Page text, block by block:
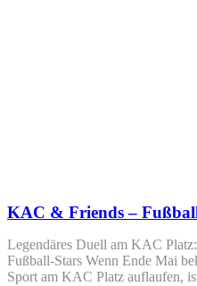
KAC & Friends –
Legendäres Duell am KAC
Fußball-Stars Wenn Ende Mai
Sport am KAC Platz auflaufen,